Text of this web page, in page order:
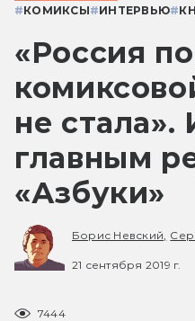
#КОМИКСЫ#ИНТЕРВЬЮ#
«Россия
не стала».
главным
«Азбуки»
Борис Невский,
21 сентября 2019 г.
7444